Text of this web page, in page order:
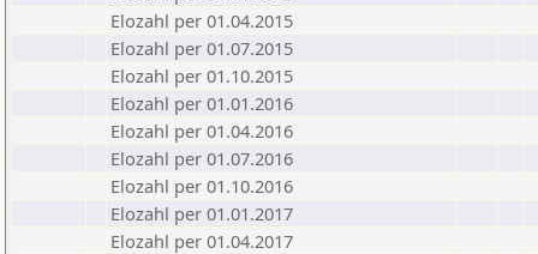
Elozahl per 01.04.2015
Elozahl per 01.07.2015
Elozahl per 01.10.2015
Elozahl per 01.01.2016
Elozahl per 01.04.2016
Elozahl per 01.07.2016
Elozahl per 01.10.2016
Elozahl per 01.01.2017
Elozahl per 01.04.2017